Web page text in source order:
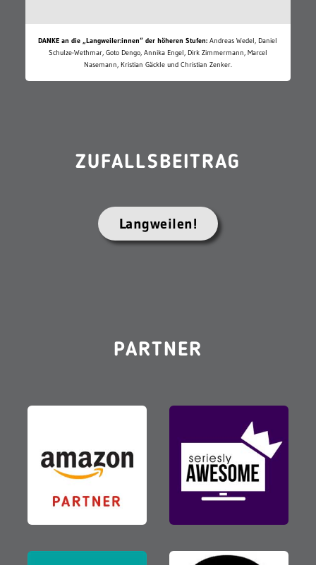
DANKE an die „Langweiler:innen“ der höheren Stufen: Andreas Wedel, Daniel
Schulze-Wethmar, Goto Dengo, Annika Engel, Dirk Zimmermann, Marcel
Nasemann, Kristian Gäckle und Christian Zenker.
ZUFALLSBEITRAG
Langweilen!
PARTNER